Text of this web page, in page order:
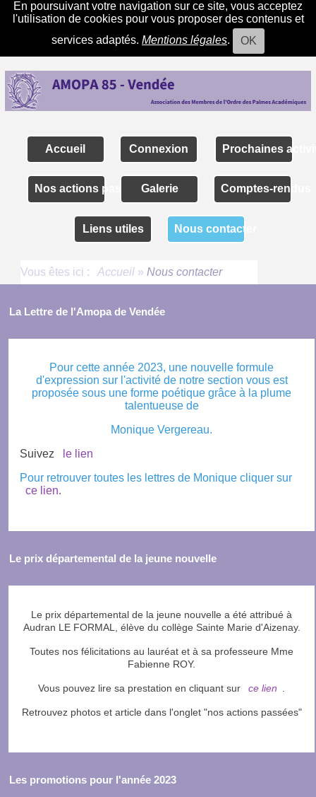
En poursuivant votre navigation sur ce site, vous acceptez
l'utilisation de cookies pour vous proposer des contenus et
services adaptés. Mentions légales. OK
Accueil Connexion Prochaines
Nos actions passéesGalerie Comptes-rendus
Liens utiles Nous contacter
Vous êtes ici : Accueil »Nous contacter
La Lettre de l'Amopa de Vendée
Pour cette année 2023, une nouvelle formule
d'expression sur l'activité de notre section vous est
proposée sous une forme poétique grâce à la plume
talentueuse de
Monique Vergereau.
Suivez
le lien
Pour retrouver toutes les lettres de Monique cliquer sur
ce lien.
Le prix départemental de la jeune nouvelle
Le prix départemental de la jeune nouvelle a été attribué à
Audran LE FORMAL, élève du collège Sainte Marie d'Aizenay.
Toutes nos félicitations au lauréat et à sa professeure Mme
Fabienne ROY.
Vous pouvez lire sa prestation en cliquant sur ce lien
Retrouvez photos et article dans l'onglet "nos actions passées"
Les promotions pour l'année 2023